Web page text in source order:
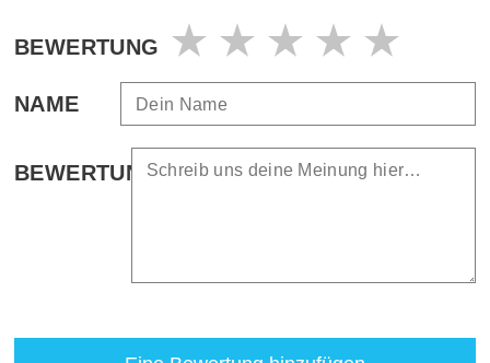
BEWERTUNG
NAME
BEWERTUNG